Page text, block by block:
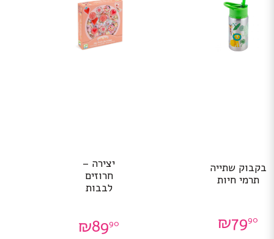
בקבוק שתייה
תרמי חיות
₪7990
יצירה –
חרוזים
לבבות
₪8990